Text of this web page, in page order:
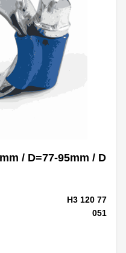
/ D=77-95mm / D
H3 120 77
051